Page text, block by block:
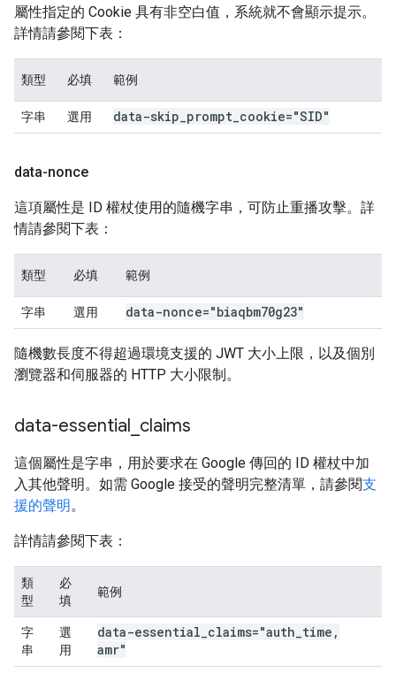
屬性指定的 Cookie 具有非空白值，系統就不會顯示提示。
詳情請參閱下表：
類型 必填 範例
字串 選用 data-skip prompt cookie="SID"
data-nonce
這項屬性是 ID 權杖使用的隨機字串，可防止重播攻擊。詳
情請參閱下表：
類型 必填 範例
字串 選用 data-nonce="biaqbm70g23"
隨機數長度不得超過環境支援的 JWT 大小上限，以及個別
瀏覽器和伺服器的 HTTP 大小限制。
data-essential claims
這個屬性是字串，用於要求在 Google 傳回的 ID 權杖中加
入其他聲明。如需 Google 接受的聲明完整清單，請參閱支
援的聲明。
詳情請參閱下表：
類
型
必
填
範例
字
串
選
用
data-essential claims="auth time ,
amr"